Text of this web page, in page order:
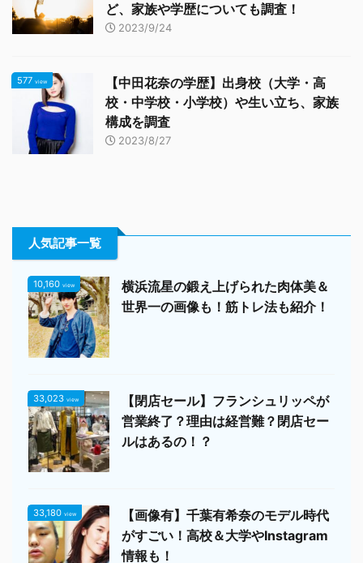
ど、家族や学歴についても調査！
2023/9/24
577 view
【中田花奈の学歴】出身校（大学・高
校・中学校・小学校）や生い立ち、家族
構成を調査
2023/8/27
人気記事一覧
10,160 view
横浜流星の鍛え上げられた肉体美＆
世界一の画像も！筋トレ法も紹介！
33,023 view
【閉店セール】フランシュリッペが
営業終了？理由は経営難？閉店セー
ルはあるの！？
33,180 view
【画像有】千葉有希奈のモデル時代
がすごい！高校＆大学やInstagram
情報も！